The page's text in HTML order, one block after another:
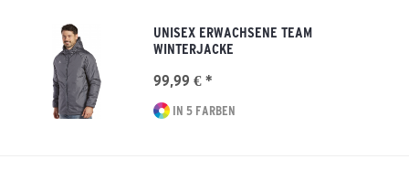
UNISEX ERWACHSENE TEAM
WINTERJACKE
99,99 € *
IN 5 FARBEN